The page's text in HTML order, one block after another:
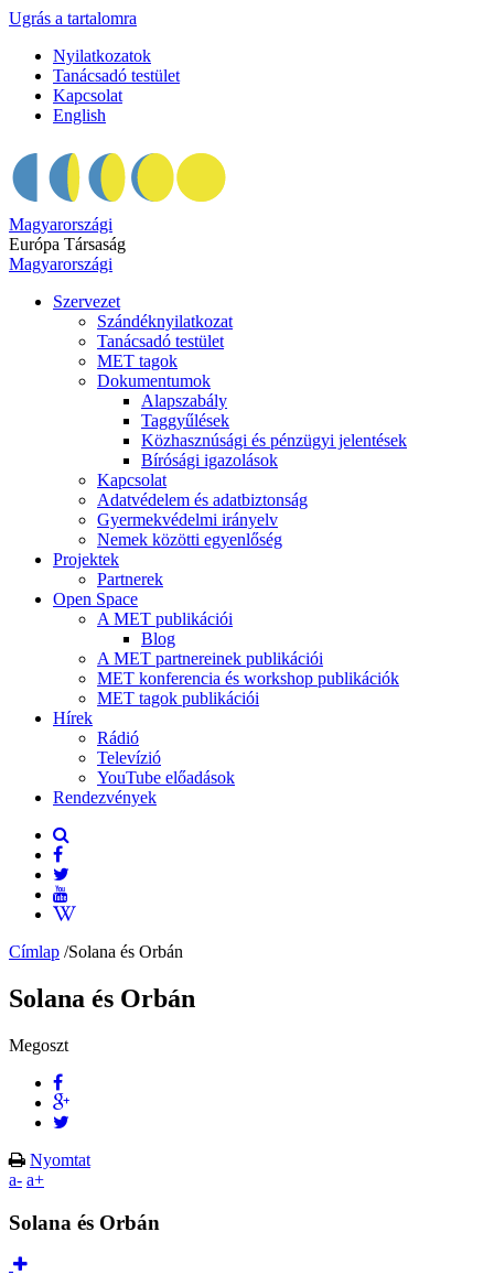
Ugrás a tartalomra
Nyilatkozatok
Tanácsadó testület
Kapcsolat
English
Magyarországi
Európa Társaság
Magyarországi
Szervezet
Szándéknyilatkozat
Tanácsadó testület
MET tagok
Dokumentumok
Alapszabály
Taggyűlések
Közhasznúsági és pénzügyi jelentések
Bírósági igazolások
Kapcsolat
Adatvédelem és adatbiztonság
Gyermekvédelmi irányelv
Nemek közötti egyenlőség
Projektek
Partnerek
Open Space
A MET publikációi
Blog
A MET partnereinek publikációi
MET konferencia és workshop publikációk
MET tagok publikációi
Hírek
Rádió
Televízió
YouTube előadások
Rendezvények
Címlap /Solana és Orbán
Solana és Orbán
Megoszt
Nyomtat
a- a+
Solana és Orbán